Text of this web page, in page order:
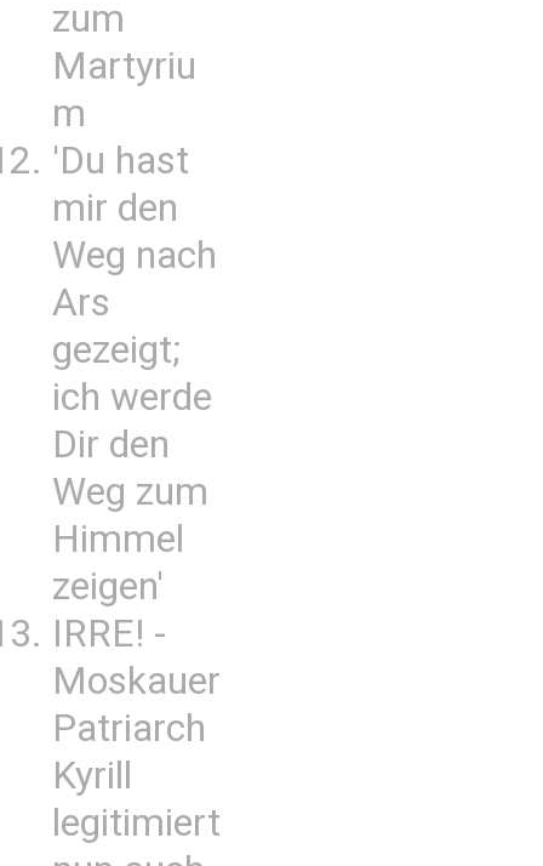
zum
Martyriu
m
'Du hast
mir den
Weg nach
Ars
gezeigt;
ich werde
Dir den
Weg zum
Himmel
zeigen'
IRRE! -
Moskauer
Patriarch
Kyrill
legitimiert